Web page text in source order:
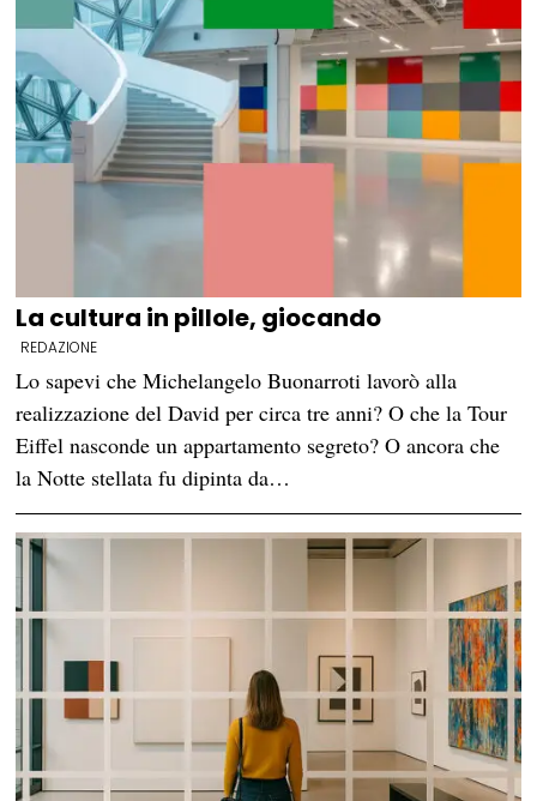
La cultura in pillole, giocando
REDAZIONE
Lo sapevi che Michelangelo Buonarroti lavorò alla
realizzazione del David per circa tre anni? O che la Tour
Eiffel nasconde un appartamento segreto? O ancora che
la Notte stellata fu dipinta da…